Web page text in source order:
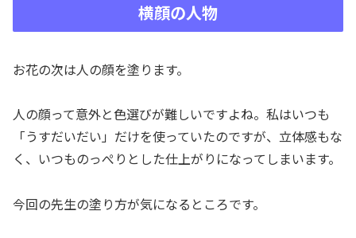
横顔の人物
お花の次は人の顔を塗ります。
人の顔って意外と色選びが難しいですよね。私はいつも
「うすだいだい」だけを使っていたのですが、立体感もな
く、いつものっぺりとした仕上がりになってしまいます。
今回の先生の塗り方が気になるところです。